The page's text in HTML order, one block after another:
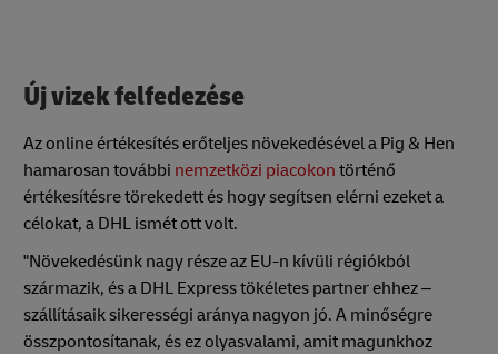
Új vizek felfedezése
Az online értékesítés erőteljes növekedésével a Pig & Hen
hamarosan további nemzetközi piacokon történő
értékesítésre törekedett és hogy segítsen elérni ezeket a
célokat, a DHL ismét ott volt.
"Növekedésünk nagy része az EU-n kívüli régiókból
származik, és a DHL Express tökéletes partner ehhez –
szállításaik sikerességi aránya nagyon jó. A minőségre
összpontosítanak, és ez olyasvalami, amit magunkhoz